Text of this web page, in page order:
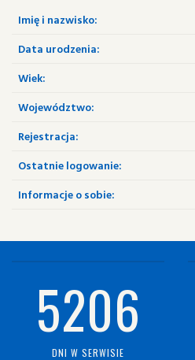
Imię i nazwisko:
Data urodzenia:
Wiek:
Województwo:
Rejestracja:
Ostatnie logowanie:
Informacje o sobie:
5206
DNI W SERWISIE